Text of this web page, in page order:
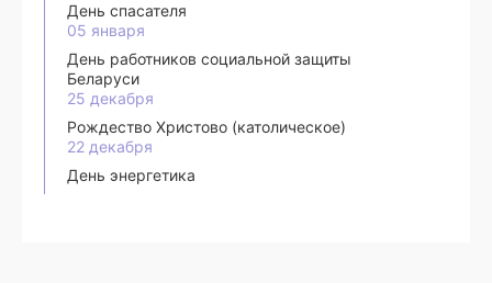
День спасателя
05 января
День работников социальной защиты
Беларуси
25 декабря
Рождество Христово (католическое)
22 декабря
День энергетика